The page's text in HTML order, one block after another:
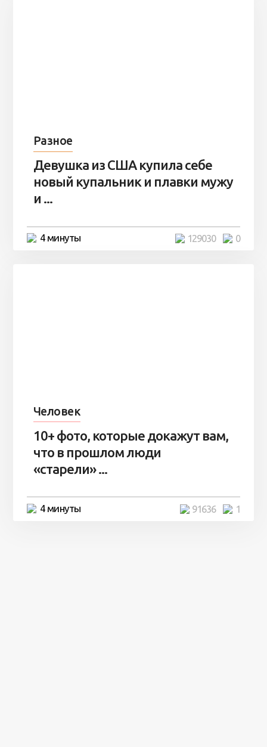
Разное
Девушка из США купила себе
новый купальник и плавки мужу
и ...
4 минуты 0
129030
Человек
10+ фото, которые докажут вам,
что в прошлом люди
«старели» ...
4 минуты 1
91636